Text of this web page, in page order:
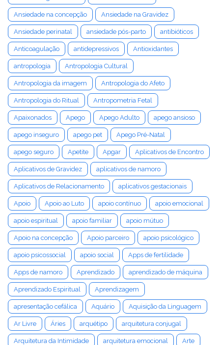
Ansiedade na concepção Ansiedade na Gravidez
Ansiedade perinatal ansiedade pós-parto antibióticos
Anticoagulação antidepressivos Antioxidantes
antropologia Antropologia Cultural
Antropologia da imagem Antropologia do Afeto
Antropologia do Ritual Antropometria Fetal
Apaixonados Apego Apego Adulto apego ansioso
apego inseguro apego pet Apego Pré-Natal
apego seguro Apetite Apgar Aplicativos de Encontro
Aplicativos de Gravidez aplicativos de namoro
Aplicativos de Relacionamento aplicativos gestacionais
Apoio Apoio ao Luto apoio contínuo apoio emocional
apoio espiritual apoio familiar apoio mútuo
Apoio na concepção Apoio parceiro apoio psicológico
apoio psicossocial apoio social Apps de fertilidade
Apps de namoro Aprendizado aprendizado de máquina
Aprendizado Espiritual Aprendizagem
apresentação cefálica Aquário Aquisição da Linguagem
Ar Livre Áries arquétipo arquitetura conjugal
Arquitetura da Intimidade arquitetura emocional Arte